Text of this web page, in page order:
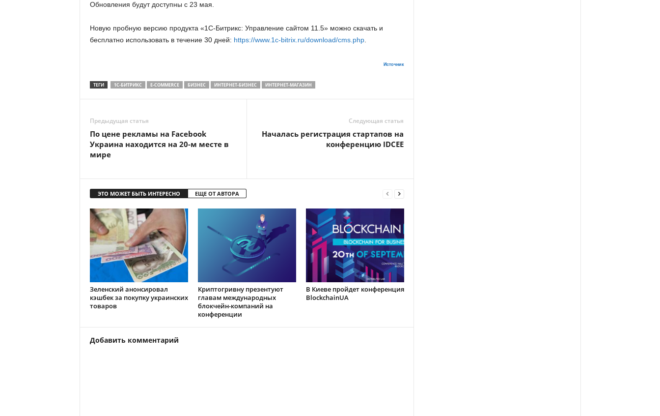
Обновления будут доступны с 23 мая.
Новую пробную версию продукта «1С-Битрикс: Управление сайтом 11.5» можно скачать и
бесплатно использовать в течение 30 дней: https://www.1c-bitrix.ru/download/cms.php.
Источник
ТЕГИ 1С-БИТРИКС E-COMMERCE БИЗНЕС ИНТЕРНЕТ-БИЗНЕС ИНТЕРНЕТ-МАГАЗИН
Предыдущая статья
По цене рекламы на Facebook
Украина находится на 20-м месте в
мире
Следующая статья
Началась регистрация стартапов на
конференцию IDCEE
ЭТО МОЖЕТ БЫТЬ ИНТЕРЕСНО ЕЩЕ ОТ АВТОРА
Зеленский анонсировал
кэшбек за покупку украинских
товаров
Криптогривну презентуют
главам международных
блокчейн-компаний на
конференции
В Киеве пройдет конференция
BlockchainUA
Добавить комментарий